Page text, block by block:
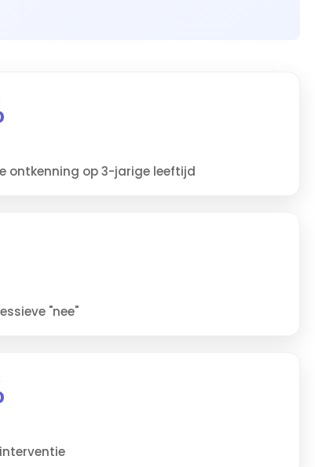
ontkenning op 3-jarige leeftijd
"nee"